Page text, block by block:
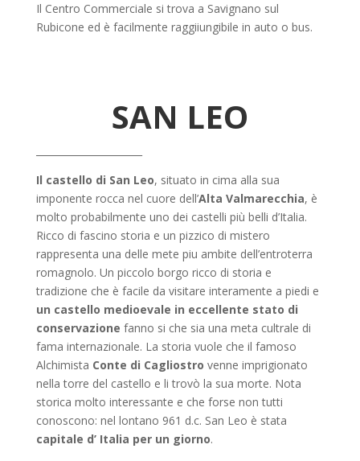
Il Centro Commerciale si trova a Savignano sul
Rubicone ed è facilmente raggiiungibile in auto o bus.
SAN LEO
Il castello di San Leo, situato in cima alla sua
imponente rocca nel cuore dell’Alta Valmarecchia, è
molto probabilmente uno dei castelli più belli d’Italia.
Ricco di fascino storia e un pizzico di mistero
rappresenta una delle mete piu ambite dell’entroterra
romagnolo. Un piccolo borgo ricco di storia e
tradizione che è facile da visitare interamente a piedi e
un castello medioevale in eccellente stato di
conservazione fanno si che sia una meta cultrale di
fama internazionale. La storia vuole che il famoso
Alchimista Conte di Cagliostro venne imprigionato
nella torre del castello e li trovò la sua morte. Nota
storica molto interessante e che forse non tutti
conoscono: nel lontano 961 d.c. San Leo è stata
capitale d’ Italia per un giorno.